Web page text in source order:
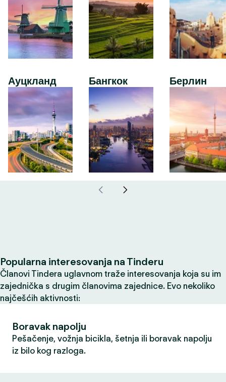
Ауцкланд Бангкок Берлин
Popularna interesovanja na Tinderu
Članovi Tindera uglavnom traže interesovanja koja su im
zajednička s drugim članovima zajednice. Evo nekoliko
najčešćih aktivnosti:
Boravak napolju
Pešačenje, vožnja bicikla, šetnja ili boravak napolju
iz bilo kog razloga.